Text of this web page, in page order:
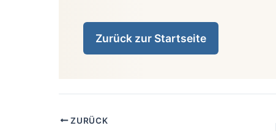
Zurück zur Startseite
ZURÜCK